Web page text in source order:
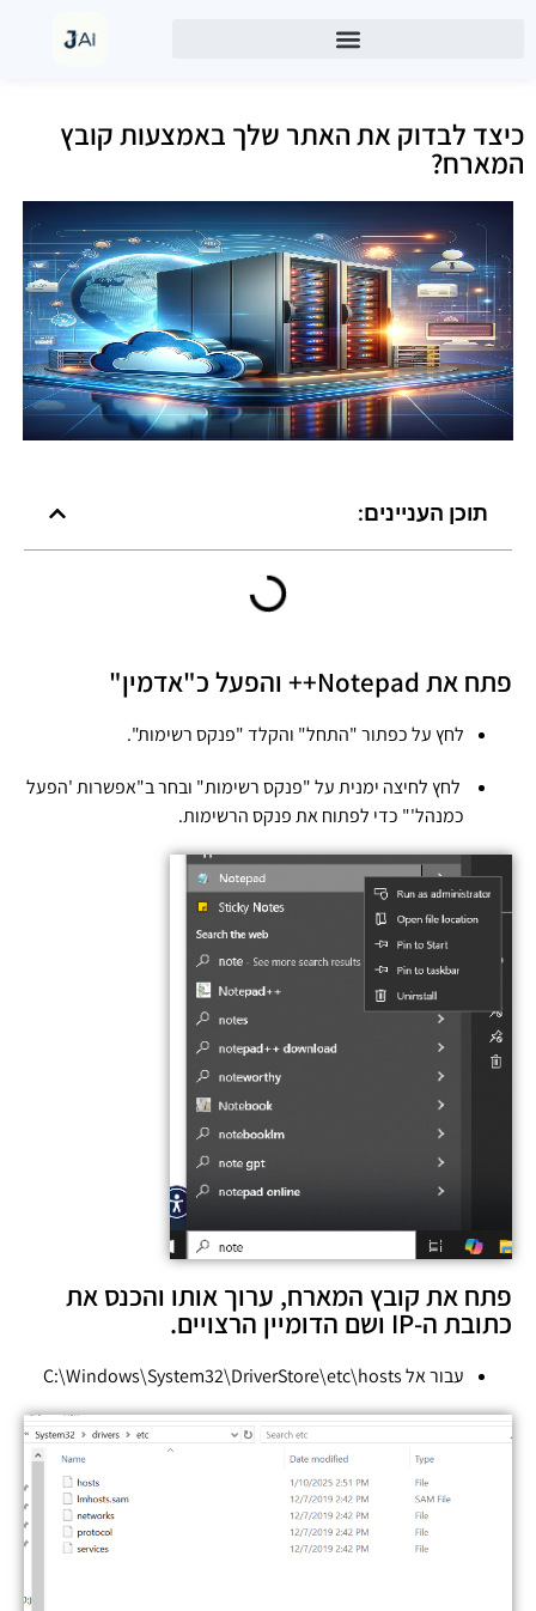
כיצד לבדוק את האתר שלך באמצעות קובץ
המארח?
תוכן העניינים:
פתח את Notepad++ והפעל כ"אדמין"
לחץ על כפתור "התחל" והקלד "פנקס רשימות".
לחץ לחיצה ימנית על "פנקס רשימות" ובחר ב"אפשרות 'הפעל
כמנהל'" כדי לפתוח את פנקס הרשימות.
פתח את קובץ המארח, ערוך אותו והכנס את
כתובת ה-IP ושם הדומיין הרצויים.
עבור אל C:\Windows\System32\DriverStore\etc\hosts